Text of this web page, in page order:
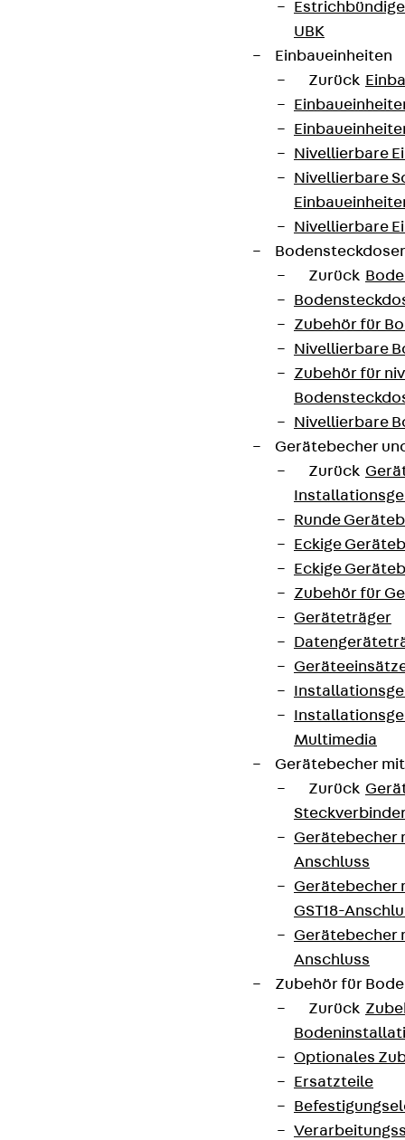
UBK
Einbaueinheiten
Zurück
Nivellierbare
Nivellierbare
Nivellierbare
Zurück
Zubehör für
Nivellierbare
Zubehör für
Nivellierbare
Gerätebecher
Zurück
Runde
Eckige
Eckige
Zubehör für
Geräteträger
Multimedia
Gerätebecher
Zurück
Gerätebecher
Anschluss
Gerätebecher
GST18-
Gerätebecher
Anschluss
Zubehör für
Zurück
Optionales
Ersatzteile
Partner von Anfang bis Zukunft.